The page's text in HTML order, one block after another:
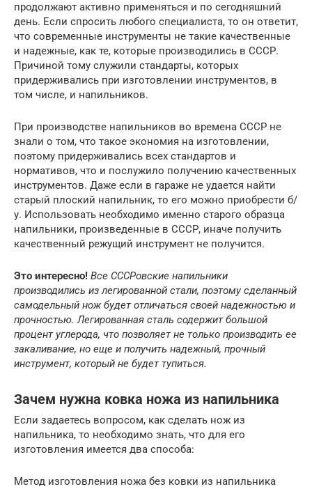
продолжают активно применяться и по сегодняшний
день. Если спросить любого специалиста, то он ответит,
что современные инструменты не такие качественные
и надежные, как те, которые производились в СССР.
Причиной тому служили стандарты, которых
придерживались при изготовлении инструментов, в
том числе, и напильников.
При производстве напильников во времена СССР не
знали о том, что такое экономия на изготовлении,
поэтому придерживались всех стандартов и
нормативов, что и послужило получению качественных
инструментов. Даже если в гараже не удается найти
старый плоский напильник, то его можно приобрести б/
у. Использовать необходимо именно старого образца
напильники, произведенные в СССР, иначе получить
качественный режущий инструмент не получится.
Это интересно! Все СССРовские напильники
производились из легированной стали, поэтому сделанный
самодельный нож будет отличаться своей надежностью и
прочностью. Легированная сталь содержит большой
процент углерода, что позволяет не только производить ее
закаливание, но еще и получить надежный, прочный
инструмент, который не будет тупиться.
Зачем нужна ковка ножа из напильника
Если задаетесь вопросом, как сделать нож из
напильника, то необходимо знать, что для его
изготовления имеется два способа:
Метод изготовления ножа без ковки из напильника